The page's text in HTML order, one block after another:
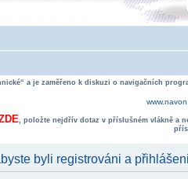
a je zaměřeno k diskuzi o navigačních
, položte nejdřív dotaz v příslušném vlákně a
byli registrováni a